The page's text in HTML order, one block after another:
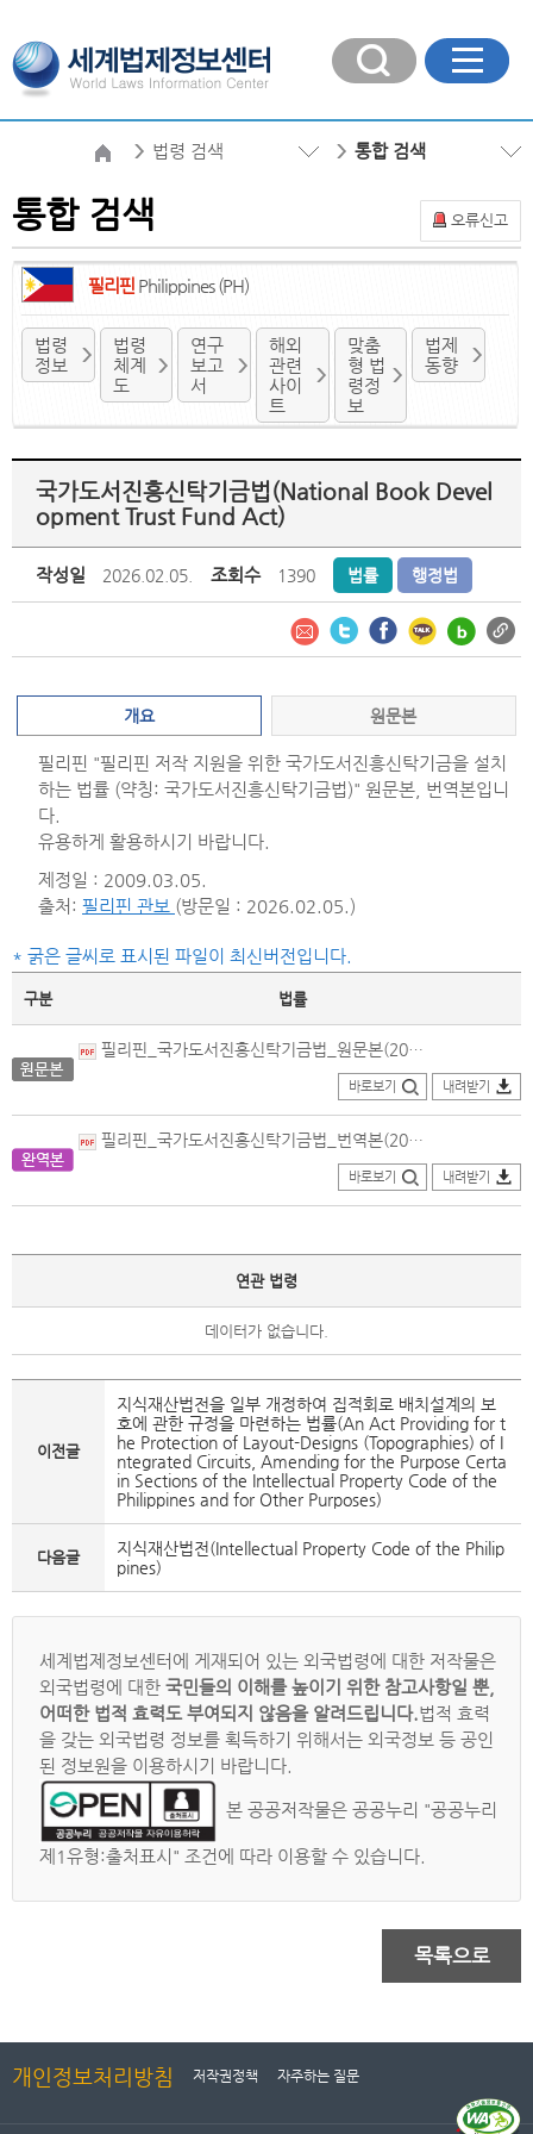
법령 검색 통합 검색
오류신고
통합 검색
필리핀 Philippines (PH)
법령
정보
법령
체계
도
연구
보고
서
해외
관련
사이
트
맞춤
형 법
령정
보
법제
동향
국가도서진흥신탁기금법(National Book Devel
opment Trust Fund Act)
작성일 2026.02.05. 조회수 1390 법률 행정법
개요 원문본
필리핀 "필리핀 저작 지원을 위한 국가도서진흥신탁기금을 설치
하는 법률 (약칭: 국가도서진흥신탁기금법)" 원문본, 번역본입니
다.
유용하게 활용하시기 바랍니다.
제정일 : 2009.03.05.
출처: 필리핀 관보 (방문일 : 2026.02.05.)
* 굵은 글씨로 표시된 파일이 최신버전입니다.
구분 법률
필리핀_국가도서진흥신탁기금법_원문본(2009.03.05.제정).pdf
바로보기 내려받기
필리핀_국가도서진흥신탁기금법_번역본(2009.03.05.제정).pdf
바로보기 내려받기
연관 법령
데이터가 없습니다.
이전글
지식재산법전을 일부 개정하여 집적회로 배치설계의 보
호에 관한 규정을 마련하는 법률(An Act Providing for t
he Protection of Layout-Designs (Topographies) of I
ntegrated Circuits, Amending for the Purpose Certa
in Sections of the Intellectual Property Code of the
Philippines and for Other Purposes)
다음글
지식재산법전(Intellectual Property Code of the Philip
pines)
세계법제정보센터에 게재되어 있는 외국법령에 대한 저작물은
외국법령에 대한 국민들의 이해를 높이기 위한 참고사항일 뿐,
어떠한 법적 효력도 부여되지 않음을 알려드립니다.법적 효력
을 갖는 외국법령 정보를 획득하기 위해서는 외국정보 등 공인
된 정보원을 이용하시기 바랍니다.
본 공공저작물은 공공누리 "공공누리
제1유형:출처표시" 조건에 따라 이용할 수 있습니다.
목록으로
개인정보처리방침 저작권정책 자주하는 질문